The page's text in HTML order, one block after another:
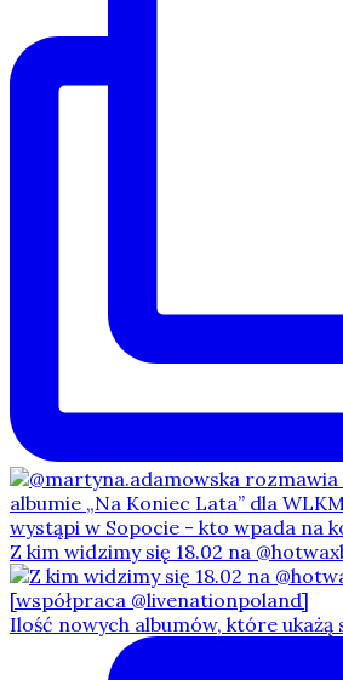
Z kim widzimy się 18.02 na
Ilość nowych albumów, które ukażą